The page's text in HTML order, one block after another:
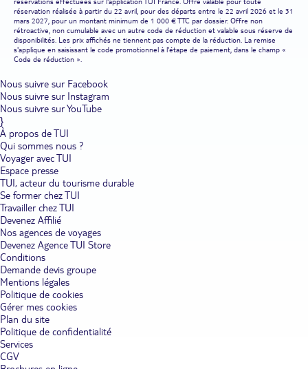
réservation réalisée à partir du 22 avril, pour des départs entre le 22 avril 2026 et le 31
mars 2027, pour un montant minimum de 1 000 € TTC par dossier. Offre non
rétroactive, non cumulable avec un autre code de réduction et valable sous réserve de
disponibilités. Les prix affichés ne tiennent pas compte de la réduction. La remise
s'applique en saisissant le code promotionnel à l'étape de paiement, dans le champ «
Code de réduction ».
Nous suivre sur Facebook
Nous suivre sur Instagram
Nous suivre sur YouTube
}
À propos de TUI
Qui sommes nous ?
Voyager avec TUI
Espace presse
TUI, acteur du tourisme durable
Se former chez TUI
Travailler chez TUI
Devenez Affilié
Nos agences de voyages
Devenez Agence TUI Store
Conditions
Demande devis groupe
Mentions légales
Politique de cookies
Gérer mes cookies
Plan du site
Politique de confidentialité
Services
CGV